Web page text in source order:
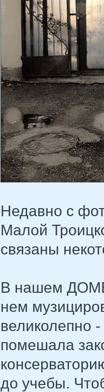
Недавно с
Малой
связаны
В нашем ДОМЕ
нем
великолепно
помешала
до учебы.